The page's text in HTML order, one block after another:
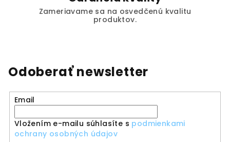
Zameriavame sa na osvedčenú kvalitu
produktov.
Odoberať newsletter
Email
Vložením e-mailu súhlasíte s podmienkami
ochrany osobných údajov